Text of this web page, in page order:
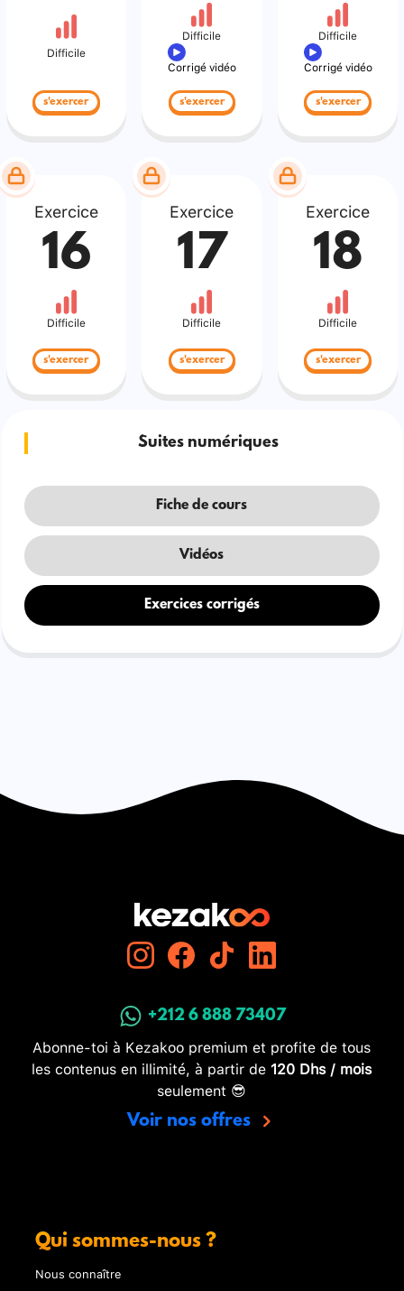
Difficile
s'exercer
Difficile
Corrigé vidéo
s'exercer
Difficile
Corrigé vidéo
s'exercer
Exercice
16
Difficile
s'exercer
Exercice
17
Difficile
s'exercer
Exercice
18
Difficile
s'exercer
Suites numériques
Fiche de cours
Vidéos
Exercices corrigés
+212 6 888 73407
Abonne-toi à Kezakoo premium et profite de tous
les contenus en illimité, à partir de 120 Dhs / mois
seulement 😎
Voir nos offres
Qui sommes-nous ?
Nous connaître